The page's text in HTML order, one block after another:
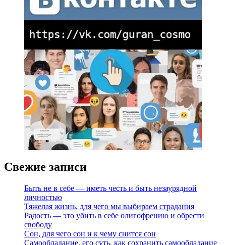
Свежие записи
Быть не в себе — иметь честь и быть незаурядной
личностью
Тяжелая жизнь, для чего мы выбираем страдания
Радость — это убить в себе олигофрению и обрести
свободу
Сон, для чего сон и к чему снится сон
Самообладание, его суть, как сохранить самообладание